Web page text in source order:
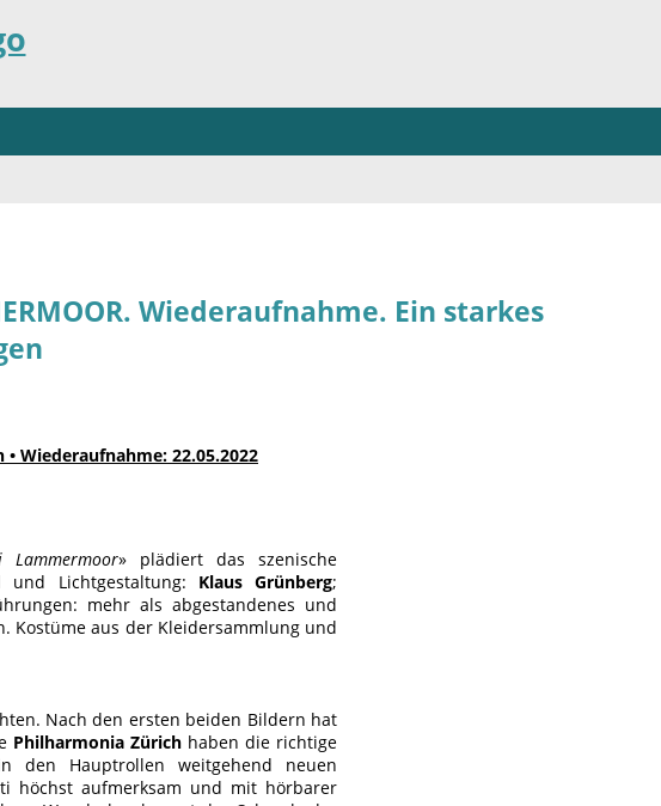
Wiederaufnahme. Ein starkes
Wiederaufnahme: 22.05.2022
Lammermoor» plädiert das szenische
und Lichtgestaltung: Klaus Grünberg;
mehr als abgestandenes und
Kostüme aus der Kleidersammlung und
Nach den ersten beiden Bildern hat
Philharmonia Zürich haben die richtige
den Hauptrollen weitgehend neuen
höchst aufmerksam und mit hörbarer